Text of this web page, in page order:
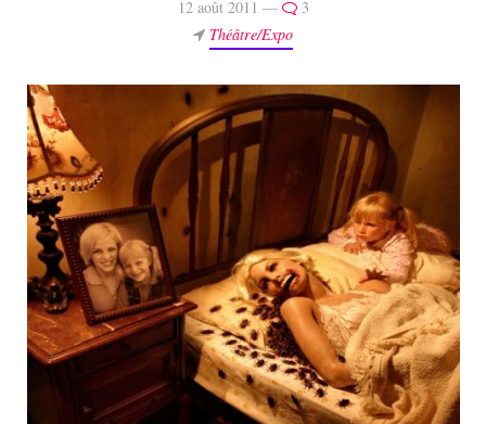
12 août 2011 —
3
Théâtre/Expo